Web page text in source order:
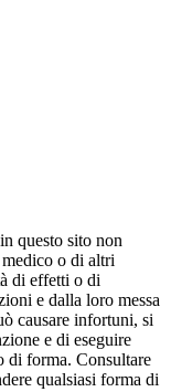
questo sito non
o di altri
di effetti o di
e dalla loro messa
causare infortuni, si
e di eseguire
di forma. Consultare
qualsiasi forma di